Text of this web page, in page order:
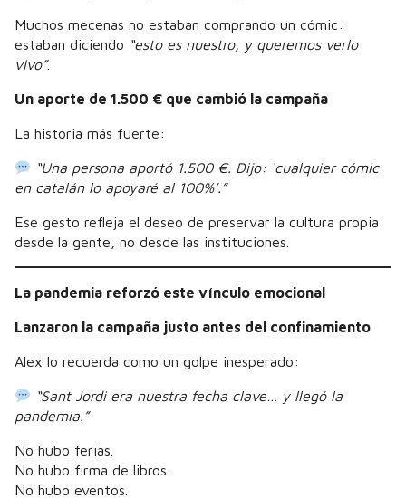
Muchos mecenas no estaban comprando un cómic:
estaban diciendo “esto es nuestro, y queremos verlo
vivo”.
Un aporte de 1.500 € que cambió la campaña
La historia más fuerte:
“Una persona aportó 1.500 €. Dijo: ‘cualquier cómic
en catalán lo apoyaré al 100%’.”
Ese gesto refleja el deseo de preservar la cultura propia
desde la gente, no desde las instituciones.
La pandemia reforzó este vínculo emocional
Lanzaron la campaña justo antes del confinamiento
Alex lo recuerda como un golpe inesperado:
“Sant Jordi era nuestra fecha clave… y llegó la
pandemia.”
No hubo ferias.
No hubo firma de libros.
No hubo eventos.